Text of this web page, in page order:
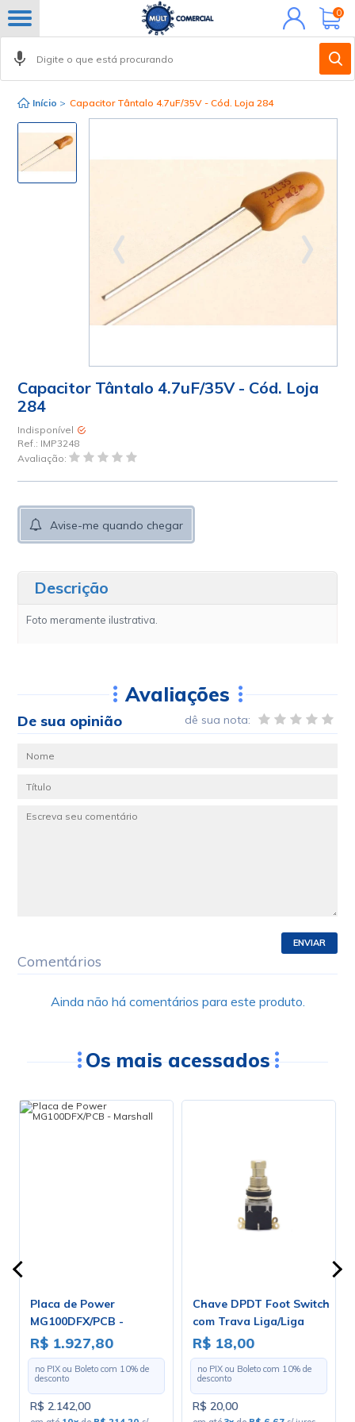
Minha
conta
0
Início > Capacitor Tântalo 4.7uF/35V - Cód. Loja 284
Capacitor Tântalo 4.7uF/35V - Cód. Loja
284
Indisponível
Ref.: IMP3248
Avaliação:
Avise-me quando chegar
Descrição
Foto meramente ilustrativa.
Avaliações
De sua opinião dê sua nota:
ENVIAR
Comentários
Ainda não há comentários para este produto.
Os mais acessados
Placa de Power
MG100DFX/PCB -
Marshall
R$ 1.927,80
no PIX ou Boleto com 10% de
desconto
R$ 2.142,00
Chave DPDT Foot Switch
com Trava Liga/Liga
para Solda Fio - PBS-24-
202
R$ 18,00
no PIX ou Boleto com 10% de
desconto
R$ 20,00